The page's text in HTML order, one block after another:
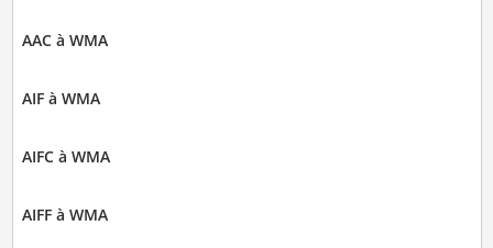
AAC à WMA
AIF à WMA
AIFC à WMA
AIFF à WMA